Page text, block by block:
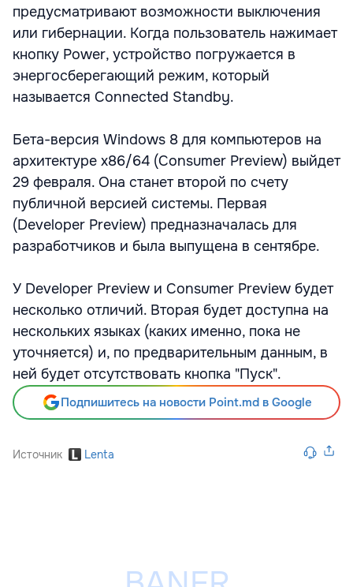
предусматривают возможности выключения
или гибернации. Когда пользователь нажимает
кнопку Power, устройство погружается в
энергосберегающий режим, который
называется Connected Standby.
Бета-версия Windows 8 для компьютеров на
архитектуре x86/64 (Consumer Preview) выйдет
29 февраля. Она станет второй по счету
публичной версией системы. Первая
(Developer Preview) предназначалась для
разработчиков и была выпущена в сентябре.
У Developer Preview и Consumer Preview будет
несколько отличий. Вторая будет доступна на
нескольких языках (каких именно, пока не
уточняется) и, по предварительным данным, в
ней будет отсутствовать кнопка "Пуск".
Подпишитесь на новости Point.md в Google
Источник Lenta